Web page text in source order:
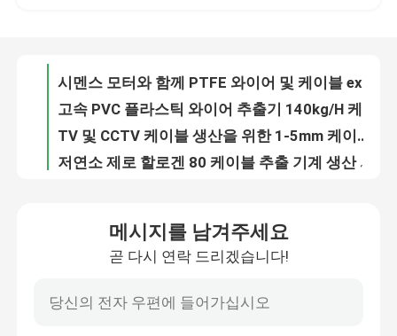
품질 관리
저희와 연락
전자 1.5 2.5 와이어 케이블 엑스트루더 기계
메시지를 남겨주세요
곧 다시 연락 드리겠습니다!